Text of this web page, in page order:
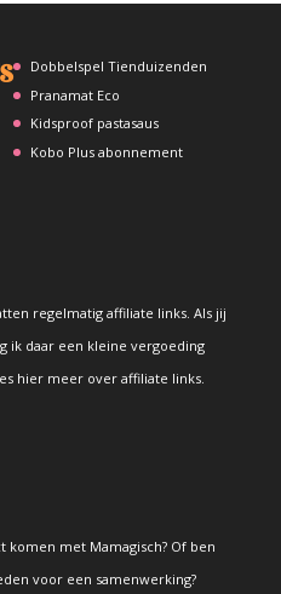
Dobbelspel Tienduizenden
Pranamat Eco
Kidsproof pastasaus
Kobo Plus abonnement
regelmatig affiliate links. Als jij
ik daar een kleine vergoeding
hier meer over affiliate links.
komen met Mamagisch? Of ben
voor een samenwerking?